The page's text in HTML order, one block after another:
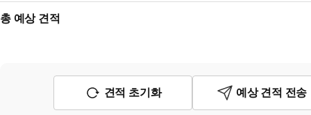
총 예상 견적
견적 초기화 예상 견적 전송